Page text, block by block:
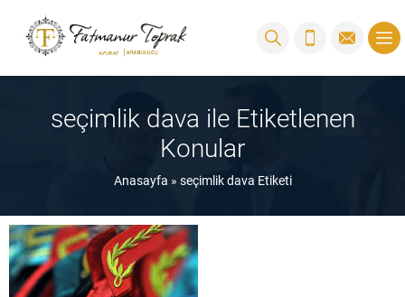
seçimlik dava ile Etiketlenen
Konular
Anasayfa » seçimlik dava Etiketi